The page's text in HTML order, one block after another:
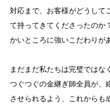
対応まで、お客様がどうして
て持ってきてくださったのか
かいところに強いこだわりが
まだまだ私たちは完璧ではな
つぐつぐの金継ぎ師全員が、
させられるよう、これからも